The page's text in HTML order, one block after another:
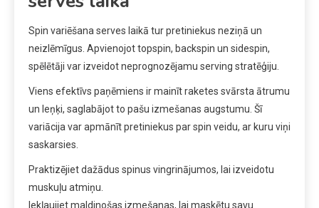
Spin variēšana serves laikā tur pretiniekus neziņā un
neizlēmīgus. Apvienojot topspin, backspin un sidespin,
spēlētāji var izveidot neprognozējamu serving stratēģiju.
Viens efektīvs paņēmiens ir mainīt raketes svārsta ātrumu
un leņķi, saglabājot to pašu izmešanas augstumu. Šī
variācija var apmānīt pretiniekus par spin veidu, ar kuru viņi
saskarsies.
Praktizējiet dažādus spinus vingrinājumos, lai izveidotu
muskuļu atmiņu.
Iekļaujiet maldinošas izmešanas, lai maskētu savu